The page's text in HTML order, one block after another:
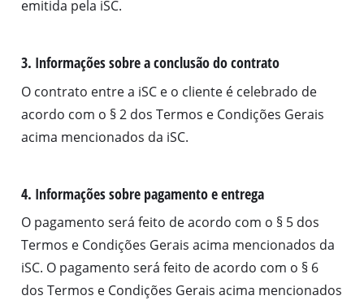
emitida pela iSC.
3. Informações sobre a conclusão do contrato
O contrato entre a iSC e o cliente é celebrado de
acordo com o § 2 dos Termos e Condições Gerais
acima mencionados da iSC.
4. Informações sobre pagamento e entrega
O pagamento será feito de acordo com o § 5 dos
Termos e Condições Gerais acima mencionados da
iSC. O pagamento será feito de acordo com o § 6
dos Termos e Condições Gerais acima mencionados